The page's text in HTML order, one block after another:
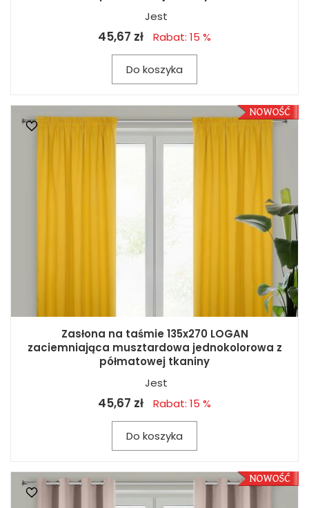
Jest
45,67 zł Rabat: 15 %
Do koszyka
Zasłona na taśmie 135x270 LOGAN
zaciemniająca musztardowa jednokolorowa z
półmatowej tkaniny
Jest
45,67 zł Rabat: 15 %
Do koszyka